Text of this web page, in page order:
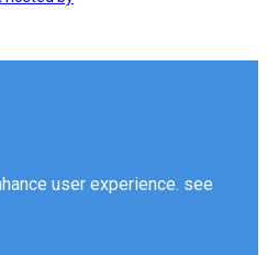
user experience. see